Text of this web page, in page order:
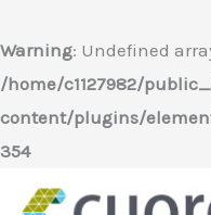
Warning: Undefined
/home/c1127982/
content/plugins/
354
容
を
ス
キ